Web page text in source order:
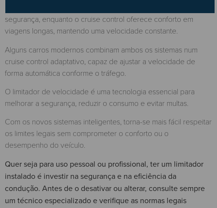
segurança, enquanto o cruise control oferece conforto em
viagens longas, mantendo uma velocidade constante.
Alguns carros modernos combinam ambos os sistemas num
cruise control adaptativo, capaz de ajustar a velocidade de
forma automática conforme o tráfego.
O limitador de velocidade é uma tecnologia essencial para
melhorar a segurança, reduzir o consumo e evitar multas.
Com os novos sistemas inteligentes, torna-se mais fácil respeitar
os limites legais sem comprometer o conforto ou o
desempenho do veículo.
Quer seja para uso pessoal ou profissional, ter um limitador
instalado é investir na segurança e na eficiência da
condução. Antes de o desativar ou alterar, consulte sempre
um técnico especializado e verifique as normas legais